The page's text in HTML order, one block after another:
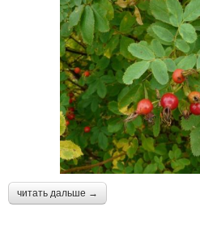
читать дальше →